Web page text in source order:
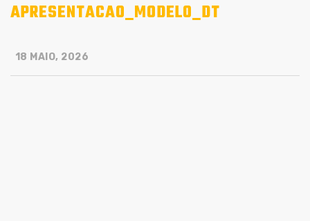
APRESENTACAO_MODELO_DT
18 MAIO, 2026